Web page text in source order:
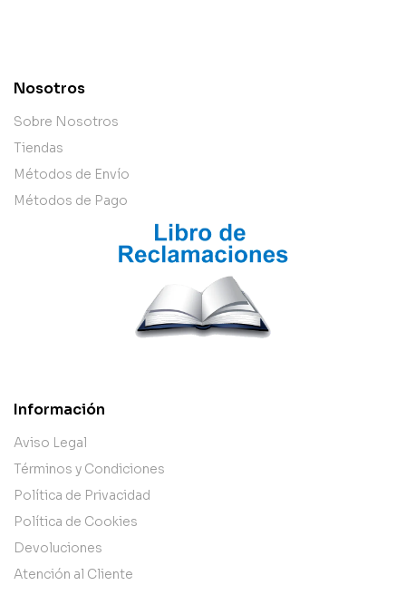
Nosotros
Sobre Nosotros
Tiendas
Métodos de Envío
Métodos de Pago
Información
Aviso Legal
Términos y Condiciones
Política de Privacidad
Política de Cookies
Devoluciones
Atención al Cliente